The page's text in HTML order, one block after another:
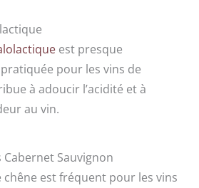
est presque
pour les vins de
à adoucir l’acidité et à
au vin.
Cabernet Sauvignon
est fréquent pour les vins